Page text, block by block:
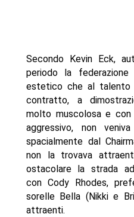
Secondo Kevin Eck,
periodo la federazione
estetico che al
contratto, a
molto muscolosa e
aggressivo, non
spacialmente dal
non la trovava
ostacolare la strada
con Cody Rhodes,
sorelle Bella (Nikki e
attraenti.